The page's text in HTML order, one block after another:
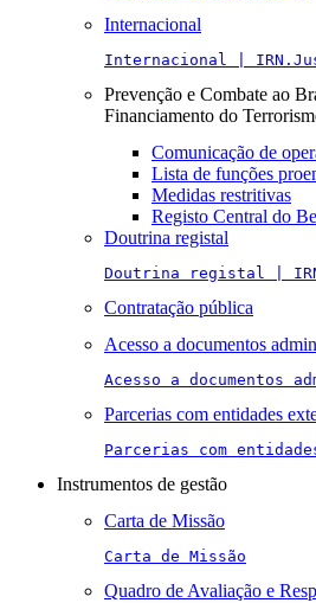
Internacional
Internacional |
Prevenção e Combate ao
Financiamento do
Comunicação de
Lista de funções
Medidas restritivas
Registo Central do
Doutrina registal
Doutrina registal |
Contratação pública
Acesso a documentos
Acesso a documentos
Parcerias com entidades
Parcerias com
Instrumentos de gestão
Carta de Missão
Carta de Missão
Quadro de Avaliação e